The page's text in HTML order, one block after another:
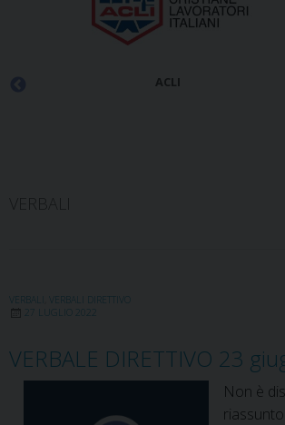
ACLI
VERBALI
VERBALI DIRETTIVO
27 LUGLIO 2022
VERBALE DIRETTIVO 23
Non è